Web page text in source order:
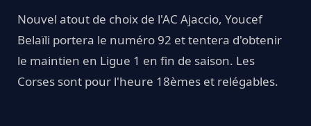
Nouvel atout de choix de l'AC Ajaccio, Youcef
Belaïli portera le numéro 92 et tentera d'obtenir
le maintien en Ligue 1 en fin de saison. Les
Corses sont pour l'heure 18èmes et relégables.